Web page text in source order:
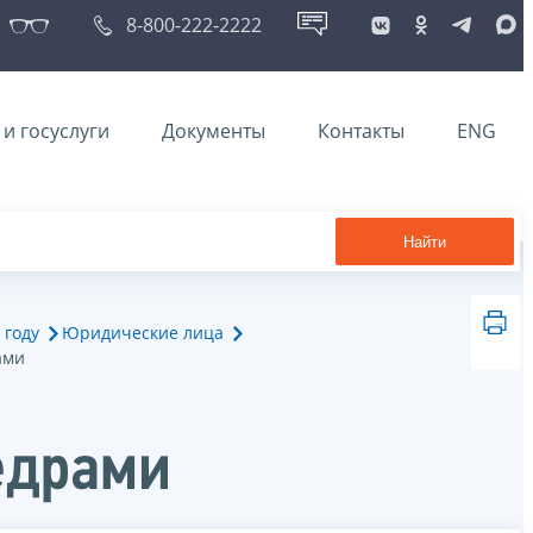
8-800-222-2222
госуслуги Документы Контакты ENG
Найти
Юридические лица